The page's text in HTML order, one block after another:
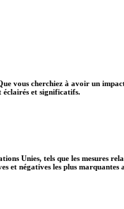
vous cherchiez à avoir un
éclairés et significatifs.
Unies, tels que les
et négatives les plus